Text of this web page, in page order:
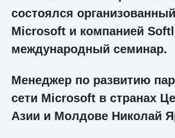
состоялся
Microsoft и компанией
международный семинар.
Менеджер по развитию
сети Microsoft в странах
Азии и Молдове Николай